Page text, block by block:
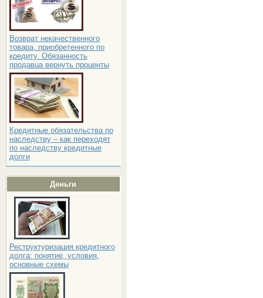
Возврат некачественного
товара, приобретенного по
кредиту. Обязанность
продавца вернуть проценты
Кредитные обязательства по
наследству – как переходят
по наследству кредитные
долги
Деньги
Реструктуризация кредитного
долга: понятие, условия,
основные схемы